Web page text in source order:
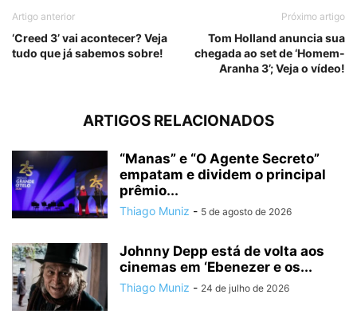
Artigo anterior
‘Creed 3’ vai acontecer? Veja
tudo que já sabemos sobre!
Próximo artigo
Tom Holland anuncia sua
chegada ao set de ‘Homem-
Aranha 3’; Veja o vídeo!
ARTIGOS RELACIONADOS
“Manas” e “O Agente Secreto”
empatam e dividem o principal
prêmio...
Thiago Muniz - 5 de agosto de 2026
Johnny Depp está de volta aos
cinemas em ‘Ebenezer e os...
Thiago Muniz - 24 de julho de 2026